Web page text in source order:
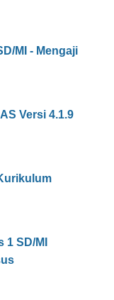
MI - Mengaji
Versi 4.1.9
SD/MI